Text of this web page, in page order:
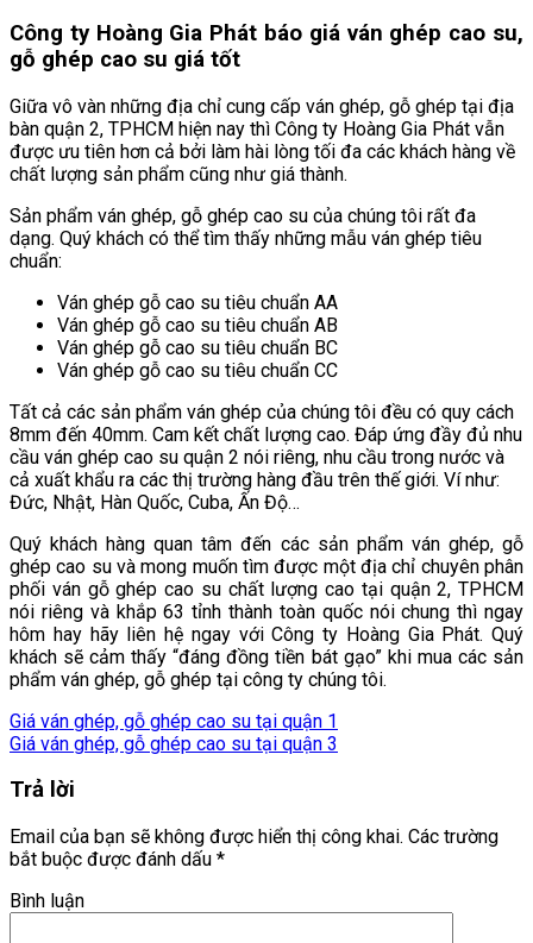
Công ty Hoàng Gia Phát báo giá ván ghép cao su,
gỗ ghép cao su giá tốt
Giữa vô vàn những địa chỉ cung cấp ván ghép, gỗ ghép tại địa
bàn quận 2, TPHCM hiện nay thì Công ty Hoàng Gia Phát vẫn
được ưu tiên hơn cả bởi làm hài lòng tối đa các khách hàng về
chất lượng sản phẩm cũng như giá thành.
Sản phẩm ván ghép, gỗ ghép cao su của chúng tôi rất đa
dạng. Quý khách có thể tìm thấy những mẫu ván ghép tiêu
chuẩn:
Ván ghép gỗ cao su tiêu chuẩn AA
Ván ghép gỗ cao su tiêu chuẩn AB
Ván ghép gỗ cao su tiêu chuẩn BC
Ván ghép gỗ cao su tiêu chuẩn CC
Tất cả các sản phẩm ván ghép của chúng tôi đều có quy cách
8mm đến 40mm. Cam kết chất lượng cao. Đáp ứng đầy đủ nhu
cầu ván ghép cao su quận 2 nói riêng, nhu cầu trong nước và
cả xuất khẩu ra các thị trường hàng đầu trên thế giới. Ví như:
Đức, Nhật, Hàn Quốc, Cuba, Ấn Độ…
Quý khách hàng quan tâm đến các sản phẩm ván ghép, gỗ
ghép cao su và mong muốn tìm được một địa chỉ chuyên phân
phối ván gỗ ghép cao su chất lượng cao tại quận 2, TPHCM
nói riêng và khắp 63 tỉnh thành toàn quốc nói chung thì ngay
hôm hay hãy liên hệ ngay với Công ty Hoàng Gia Phát. Quý
khách sẽ cảm thấy “đáng đồng tiền bát gạo” khi mua các sản
phẩm ván ghép, gỗ ghép tại công ty chúng tôi.
Giá ván ghép, gỗ ghép cao su tại quận 1
Giá ván ghép, gỗ ghép cao su tại quận 3
Trả lời
Email của bạn sẽ không được hiển thị công khai. Các trường
bắt buộc được đánh dấu *
Bình luận